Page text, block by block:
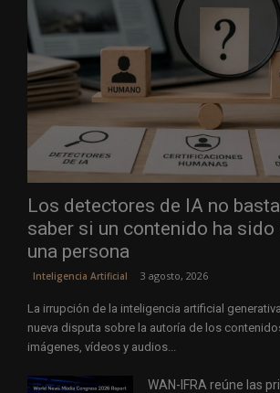
Los detectores de IA no
saber si un contenido ha
una persona
Inteligencia Artificial 3 agosto, 2026
La irrupción de la inteligencia artificial
nueva disputa sobre la autoría de los
imágenes, vídeos y audios...
WAN-IFRA reúne las